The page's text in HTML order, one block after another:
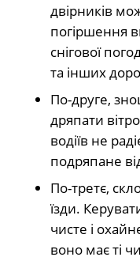
двірників
погіршення
снігової
та інших
По-друге,
дряпати
водіїв не
подряпане
По-третє,
їзди.
чисте і
воно має ті